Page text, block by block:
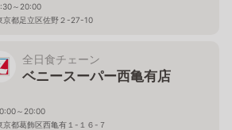
～20:00
京都足立区佐野２-27-10
全日食チェーン
ベニースーパー西亀有店
～20:00
京都葛飾区西亀有１-１６-７